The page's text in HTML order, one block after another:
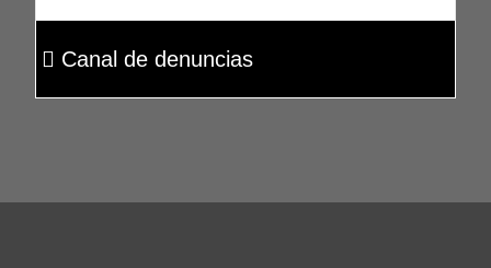
Canal de denuncias